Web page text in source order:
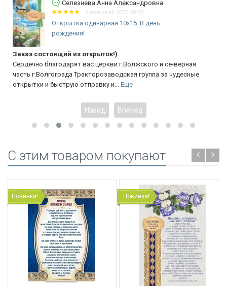
Селезнева Анна Александровна
2 февраля 2025 20:59
Открытка одинарная 10x15: В день
рождения!
Заказ состоящий из открыток!)
Сердечно благодарят вас церкви г.Волжского и се-верная
часть г.Волгограда Тракторозаводская группа за чудесные
открытки и быструю отправку и... Еще
Назад Вперед
C этим товаром покупают
Новинка! Новинка!